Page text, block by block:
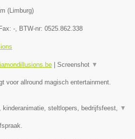
(Limburg)
Fax: - , BTW-nr: 0525.862.338
| Screenshot ▼
voor allround magisch entertainment.
kinderanimatie, steltlopers, bedrijfsfeest, ▼